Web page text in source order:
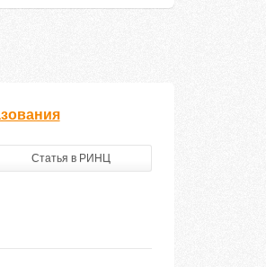
Статья в РИНЦ